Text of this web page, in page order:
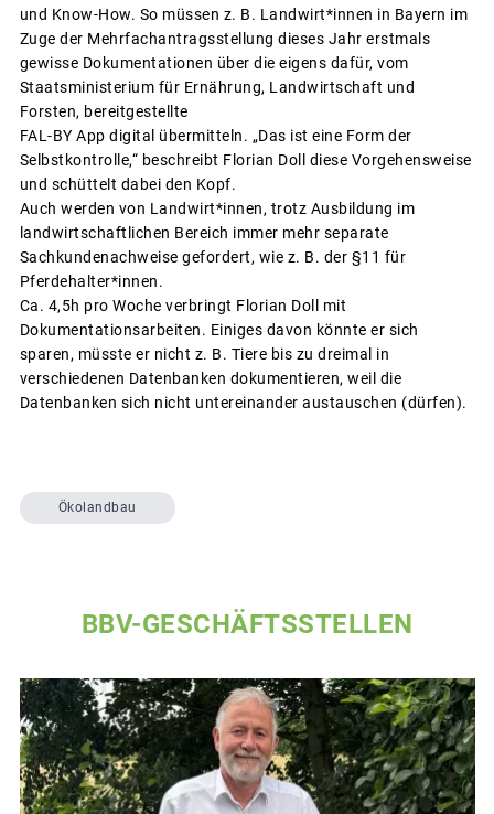
und Know-How. So müssen z. B. Landwirt*innen in Bayern im
Zuge der Mehrfachantragsstellung dieses Jahr erstmals
gewisse Dokumentationen über die eigens dafür, vom
Staatsministerium für Ernährung, Landwirtschaft und
Forsten, bereitgestellte
FAL-BY App digital übermitteln. „Das ist eine Form der
Selbstkontrolle,“ beschreibt Florian Doll diese Vorgehensweise
und schüttelt dabei den Kopf.
Auch werden von Landwirt*innen, trotz Ausbildung im
landwirtschaftlichen Bereich immer mehr separate
Sachkundenachweise gefordert, wie z. B. der §11 für
Pferdehalter*innen.
Ca. 4,5h pro Woche verbringt Florian Doll mit
Dokumentationsarbeiten. Einiges davon könnte er sich
sparen, müsste er nicht z. B. Tiere bis zu dreimal in
verschiedenen Datenbanken dokumentieren, weil die
Datenbanken sich nicht untereinander austauschen (dürfen).
Ökolandbau
BBV-GESCHÄFTSSTELLEN